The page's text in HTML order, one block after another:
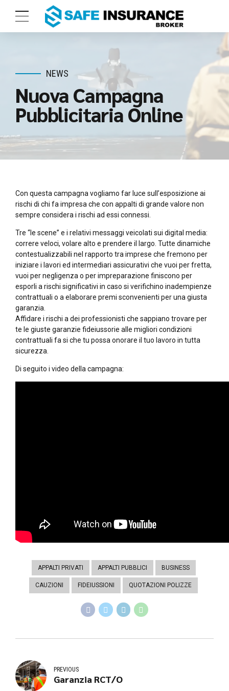
NEWS
Nuova Campagna
Pubblicitaria Online
Con questa campagna vogliamo far luce sull’esposizione ai
rischi di chi fa impresa che con appalti di grande valore non
sempre considera i rischi ad essi connessi.
Tre “le scene” e i relativi messaggi veicolati sui digital media:
correre veloci, volare alto e prendere il largo. Tutte dinamiche
contestualizzabili nel rapporto tra imprese che fremono per
iniziare i lavori ed intermediari assicurativi che vuoi per fretta,
vuoi per negligenza o per impreparazione finiscono per
esporli a rischi significativi in caso si verifichino inadempienze
contrattuali o a elaborare premi sconvenienti per una giusta
garanzia.
Affidare i rischi a dei professionisti che sappiano trovare per
te le giuste garanzie fideiussorie alle migliori condizioni
contrattuali fa si che tu possa onorare il tuo lavoro in tutta
sicurezza.
Di seguito i video della campagna:
APPALTI PRIVATI APPALTI PUBBLICI BUSINESS
CAUZIONI FIDEIUSSIONI QUOTAZIONI POLIZZE
PREVIOUS
Garanzia RCT/O